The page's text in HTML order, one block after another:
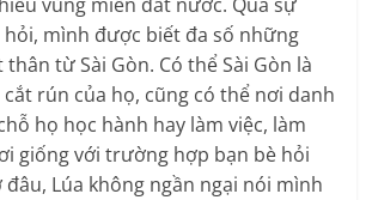
vùng miền đất nước. Qua sự
mình được biết đa số những
từ Sài Gòn. Có thể Sài Gòn là
rún của họ, cũng có thể nơi danh
họ học hành hay làm việc, làm
giống với trường hợp bạn bè hỏi
đâu, Lúa không ngần ngại nói mình